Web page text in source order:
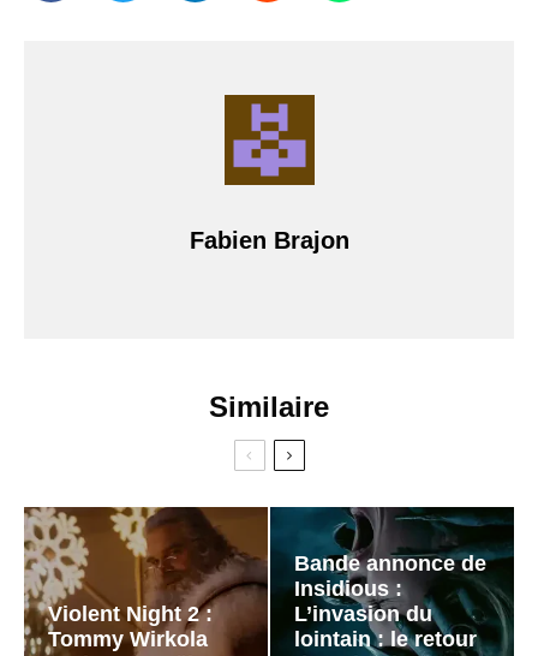
Fabien Brajon
Similaire
Violent Night 2 :
Tommy Wirkola
Bande annonce de
Insidious :
L’invasion du
lointain : le retour